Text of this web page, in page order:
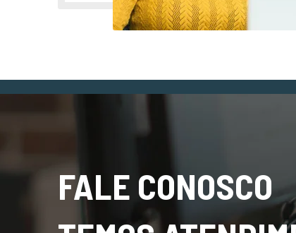
FALE CONOSCO